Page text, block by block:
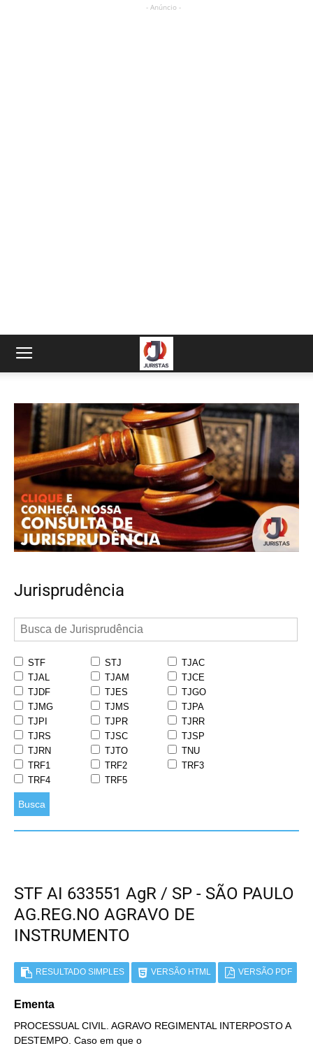
- Anúncio -
Jurisprudência
STF STJ
TJAC
TJAL
TJAM
TJCE
TJDF
TJES
TJGO
TJMG
TJMS
TJPA
TJPI
TJPR
TJRR
TJRS
TJSC
TJSP
TJRN
TJTO
TNU
TRF1
TRF2
TRF3
TRF4
TRF5
Busca
STF AI 633551 AgR / SP - SÃO PAULO
AG.REG.NO AGRAVO DE
INSTRUMENTO
RESULTADO SIMPLES VERSÃO HTML VERSÃO PDF
Ementa
PROCESSUAL CIVIL. AGRAVO REGIMENTAL INTERPOSTO A
DESTEMPO. Caso em que o